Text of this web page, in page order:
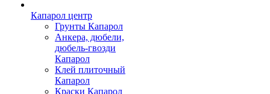
Капарол центр
Грунты Капарол
Анкера, дюбели,
дюбель-гвозди
Капарол
Клей плиточный
Капарол
Краски Капарол